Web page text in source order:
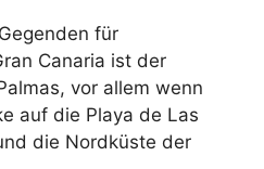
für
Canaria ist der
vor allem wenn
auf die Playa de Las
die Nordküste der